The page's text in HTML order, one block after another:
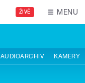
ŽIVĚ MENU
AUDIOARCHIV KAMERY